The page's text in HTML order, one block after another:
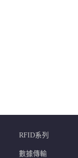
RFID系列
數據傳輸